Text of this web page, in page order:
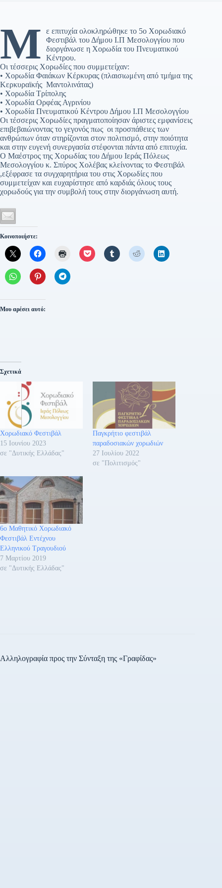
Μ
ε επιτυχία ολοκληρώθηκε το 5ο Χορωδιακό
Φεστιβάλ του Δήμου Ι.Π Μεσολογγίου που
διοργάνωσε η Χορωδία του Πνευματικού
Κέντρου.
Οι τέσσερις Χορωδίες που συμμετείχαν:
• Χορωδία Φαιάκων Κέρκυρας (πλαισιωμένη από τμήμα της
Kερκυραϊκής Μαντολινάτας)
• Χορωδία Τρίπολης
• Χορωδία Ορφέας Αγρινίου
• Χορωδία Πνευματικού Κέντρου Δήμου Ι.Π Μεσολογγίου
Οι τέσσερις Χορωδίες πραγματοποίησαν άριστες εμφανίσεις
επιβεβαιώνοντας το γεγονός πως οι προσπάθειες των
ανθρώπων όταν στηρίζονται στον πολιτισμό, στην ποιότητα
και στην ευγενή συνεργασία στέφονται πάντα από επιτυχία.
Ο Μαέστρος της Χορωδίας του Δήμου Ιεράς Πόλεως
Μεσολογγίου κ. Σπύρος Χολέβας κλείνοντας το Φεστιβάλ
,εξέφρασε τα συγχαρητήρια του στις Χορωδίες που
συμμετείχαν και ευχαρίστησε από καρδιάς όλους τους
χορωδούς για την συμβολή τους στην διοργάνωση αυτή.
Κοινοποιήστε:
Μου αρέσει αυτό:
Σχετικά
Χορωδιακό Φεστιβάλ
15 Ιουνίου 2023
σε "Δυτικής Ελλάδας"
Παγκρήτιο φεστιβάλ
παραδοσιακών χορωδιών
27 Ιουλίου 2022
σε "Πολιτισμός"
6ο Μαθητικό Χορωδιακό
Φεστιβάλ Εντέχνου
Ελληνικού Τραγουδιού
7 Μαρτίου 2019
σε "Δυτικής Ελλάδας"
Αλληλογραφία προς την Σύνταξη της «Γραφίδας»